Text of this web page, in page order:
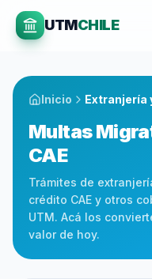
UTMCHILE
Inicio Extranjería
Multas
CAE
Trámites de
crédito CAE y otros
UTM. Acá los
valor de hoy.